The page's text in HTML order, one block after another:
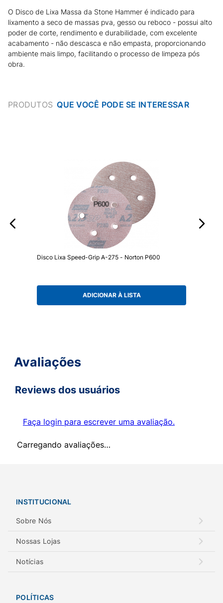
O Disco de Lixa Massa da Stone Hammer é indicado para
lixamento a seco de massas pva, gesso ou reboco - possui alto
poder de corte, rendimento e durabilidade, com excelente
acabamento - não descasca e não empasta, proporcionando
ambiente mais limpo, facilitando o processo de limpeza pós
obra.
PRODUTOS
Disco Lixa Speed-Grip A-275 - Norton P600
ADICIONAR À LISTA
Avaliações
Reviews dos usuários
Faça login para escrever uma avaliação.
Carregando avaliações…
INSTITUCIONAL
Sobre Nós
Nossas Lojas
Notícias
POLÍTICAS